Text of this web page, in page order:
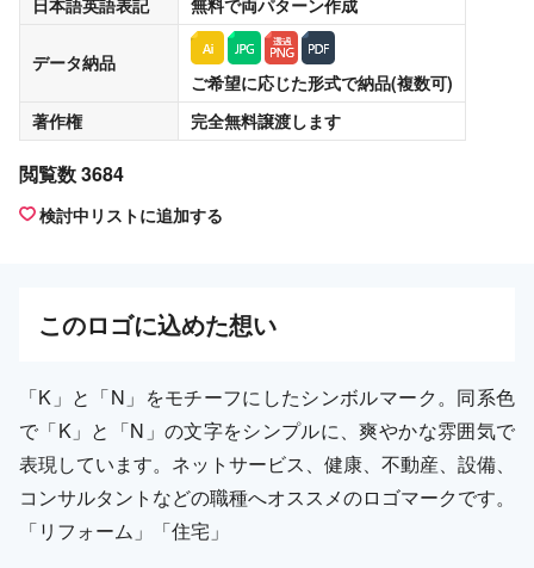
データ納品
ご希望に応じた形式で納品(複数可)
著作権
完全無料譲渡します
閲覧数 3684
検討中リストに追加する
このロゴに込めた想い
「K」と「N」をモチーフにしたシンボルマーク。同系色
で「K」と「N」の文字をシンプルに、爽やかな雰囲気で
表現しています。ネットサービス、健康、不動産、設備、
コンサルタントなどの職種へオススメのロゴマークです。
「リフォーム」「住宅」